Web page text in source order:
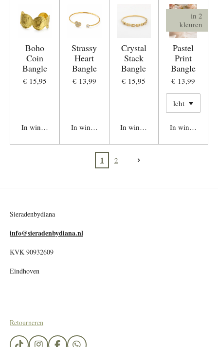
Boho
Coin
Bangle
€ 15,95
In winkelwagen
Strassy
Heart
Bangle
€ 13,99
In winkelwagen
Crystal
Stack
Bangle
€ 15,95
In winkelwagen
in 2
kleuren
Pastel
Print
Bangle
€ 13,99
In
1 2
Sieradenbydiana
info@sieradenbydiana.nl
KVK 90932609
Eindhoven
Retourneren